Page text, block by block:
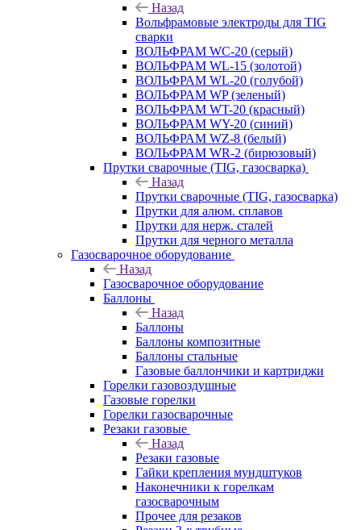
Назад
Вольфрамовые электроды для TIG
сварки
ВОЛЬФРАМ WC-20 (серый)
ВОЛЬФРАМ WL-15 (золотой)
ВОЛЬФРАМ WL-20 (голубой)
ВОЛЬФРАМ WP (зеленый)
ВОЛЬФРАМ WT-20 (красный)
ВОЛЬФРАМ WY-20 (синий)
ВОЛЬФРАМ WZ-8 (белый)
ВОЛЬФРАМ WR-2 (бирюзовый)
Прутки сварочные (TIG, газосварка)
Назад
Прутки сварочные (TIG, газосварка)
Прутки для алюм. сплавов
Прутки для нерж. сталей
Прутки для черного металла
Газосварочное оборудование
Назад
Газосварочное оборудование
Баллоны
Назад
Баллоны
Баллоны композитные
Баллоны стальные
Газовые баллончики и картриджи
Горелки газовоздушные
Газовые горелки
Горелки газосварочные
Резаки газовые
Назад
Резаки газовые
Гайки крепления мундштуков
Наконечники к горелкам
газосварочным
Прочее для резаков